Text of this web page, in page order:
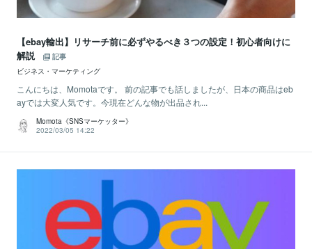
【ebay輸出】リサーチ前に必ずやるべき３つの設定！初心者向けに
解説
記事
ビジネス・マーケティング
こんにちは、Momotaです。 前の記事でも話しましたが、日本の商品はeb
ayでは大変人気です。今現在どんな物が出品され...
Momota《SNSマーケッター》
2022/03/05 14:22